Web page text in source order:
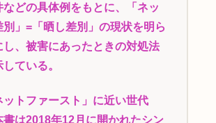
などの具体例をもとに、「ネッ
別」=「晒し差別」の現状を明ら
し、被害にあったときの対処法
している。
ットファースト」に近い世代
は2018年12月に開かれたシン